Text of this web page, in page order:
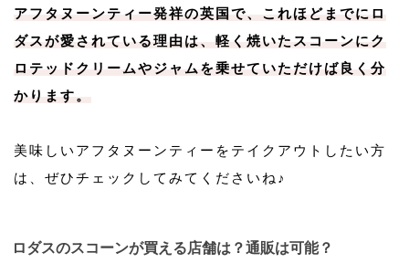
アフタヌーンティー発祥の英国で、これほどまでにロ
ダスが愛されている理由は、軽く焼いたスコーンにク
ロテッドクリームやジャムを乗せていただけば良く分
かります。
美味しいアフタヌーンティーをテイクアウトしたい方
は、ぜひチェックしてみてくださいね♪
ロダスのスコーンが買える店舗は？通販は可能？